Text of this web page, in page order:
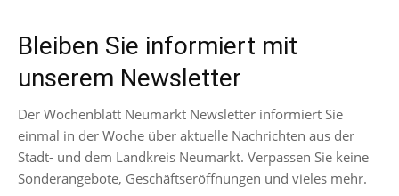
Bleiben Sie informiert mit
unserem Newsletter
Der Wochenblatt Neumarkt Newsletter informiert Sie
einmal in der Woche über aktuelle Nachrichten aus der
Stadt- und dem Landkreis Neumarkt. Verpassen Sie keine
Sonderangebote, Geschäftseröffnungen und vieles mehr.